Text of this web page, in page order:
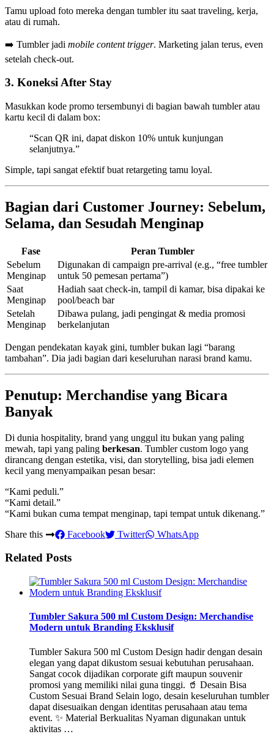
Tamu upload foto mereka dengan tumbler itu saat traveling, kerja,
atau di rumah.
➡️ Tumbler jadi mobile content trigger. Marketing jalan terus, even
setelah check-out.
3. Koneksi After Stay
Masukkan kode promo tersembunyi di bagian bawah tumbler atau
kartu kecil di dalam box:
“Scan QR ini, dapat diskon 10% untuk kunjungan
selanjutnya.”
Simple, tapi sangat efektif buat retargeting tamu loyal.
Bagian dari Customer Journey: Sebelum,
Selama, dan Sesudah Menginap
Fase
Peran Tumbler
Sebelum
Menginap
Digunakan di campaign pre-arrival (e.g., “free tumbler
untuk 50 pemesan pertama”)
Saat
Menginap
Hadiah saat check-in, tampil di kamar, bisa dipakai ke
pool/beach bar
Setelah
Menginap
Dibawa pulang, jadi pengingat & media promosi
berkelanjutan
Dengan pendekatan kayak gini, tumbler bukan lagi “barang
tambahan”. Dia jadi bagian dari keseluruhan narasi brand kamu.
Penutup: Merchandise yang Bicara
Banyak
Di dunia hospitality, brand yang unggul itu bukan yang paling
mewah, tapi yang paling berkesan. Tumbler custom logo yang
dirancang dengan estetika, visi, dan storytelling, bisa jadi elemen
kecil yang menyampaikan pesan besar:
“Kami peduli.”
“Kami detail.”
“Kami bukan cuma tempat menginap, tapi tempat untuk dikenang.”
Share this
Facebook Twitter WhatsApp
Related Posts
Tumbler Sakura 500 ml Custom Design: Merchandise
Modern untuk Branding Eksklusif
Tumbler Sakura 500 ml Custom Design hadir dengan desain
elegan yang dapat dikustom sesuai kebutuhan perusahaan.
Sangat cocok dijadikan corporate gift maupun souvenir
promosi yang memiliki nilai guna tinggi. 🥤 Desain Bisa
Custom Sesuai Brand Selain logo, desain keseluruhan tumbler
dapat disesuaikan dengan identitas perusahaan atau tema
event. ✨ Material Berkualitas Nyaman digunakan untuk
aktivitas …